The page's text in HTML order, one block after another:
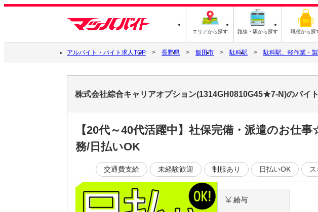
エリアから探す 路線・駅から探す 職種から探
アルバイト・バイト求人TOP 長野県 飯田市 駄科駅 駄科駅、軽作業・
株式会社綜合キャリアオプション(1314GH0810G45★7-N)のバイ
【20代～40代活躍中】社保完備・派遣のお
務/日払いOK
交通費支給 未経験歓迎 制服あり 日払いOK ス
給与